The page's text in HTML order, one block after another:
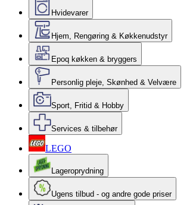
Hvidevarer
Hjem, Rengøring & Køkkenudstyr
Epoq køkken & bryggers
Personlig pleje, Skønhed & Velvære
Sport, Fritid & Hobby
Services & tilbehør
LEGO
Lageroprydning
Ugens tilbud - og andre gode priser